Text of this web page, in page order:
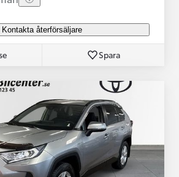
Kontakta återförsäljare
Spara